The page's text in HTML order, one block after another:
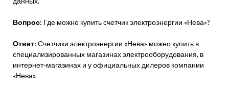
Вопрос: Где можно купить счетчик электроэнергии «Нева»?
Ответ: Счетчики электроэнергии «Нева» можно купить в
специализированных магазинах электрооборудования, в
интернет-магазинах и у официальных дилеров компании
«Нева».